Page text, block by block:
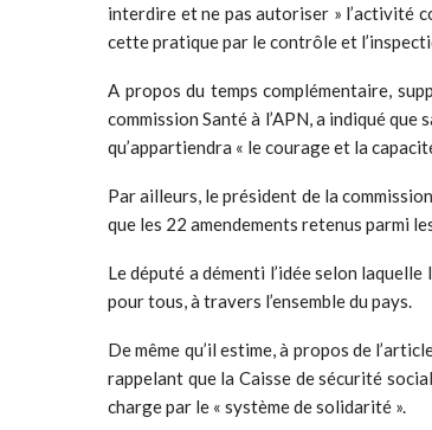
interdire et ne pas autoriser » l’activité
cette pratique par le contrôle et
A propos du temps complémentaire,
commission Santé à l’APN, a indiqué
qu’appartiendra « le courage et la
Par ailleurs, le président de la
que les 22 amendements retenus parmi
Le député a démenti l’idée selon
pour tous, à travers l’ensemble du pays.
De même qu’il estime, à propos de
rappelant que la Caisse de sécurité
charge par le « système de solidarité ».